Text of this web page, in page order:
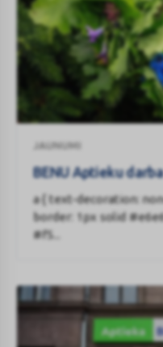
Aptieku
darba
Līgo
svētkos!
JAUNUMI
BENU Aptieku
a { text-decoration:
border: 1px solid
#f5...